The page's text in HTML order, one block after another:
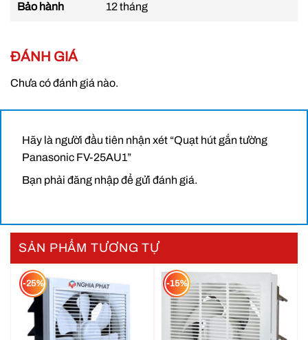
Quạt hút gắn tường Panasonic FV-25AU1
Đặc điểm nổi bật
Bảo hành 12 tháng
ĐÁNH GIÁ
Chưa có đánh giá nào.
Hãy là người đầu tiên nhận xét “Quạt hút gắn tường
Panasonic FV-25AU1”
Bạn phải đăng nhậpđể gửi đánh giá.
SẢN PHẨM TƯƠNG TỰ
-25% -15%